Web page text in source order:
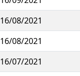
16/08/2021
16/08/2021
16/07/2021